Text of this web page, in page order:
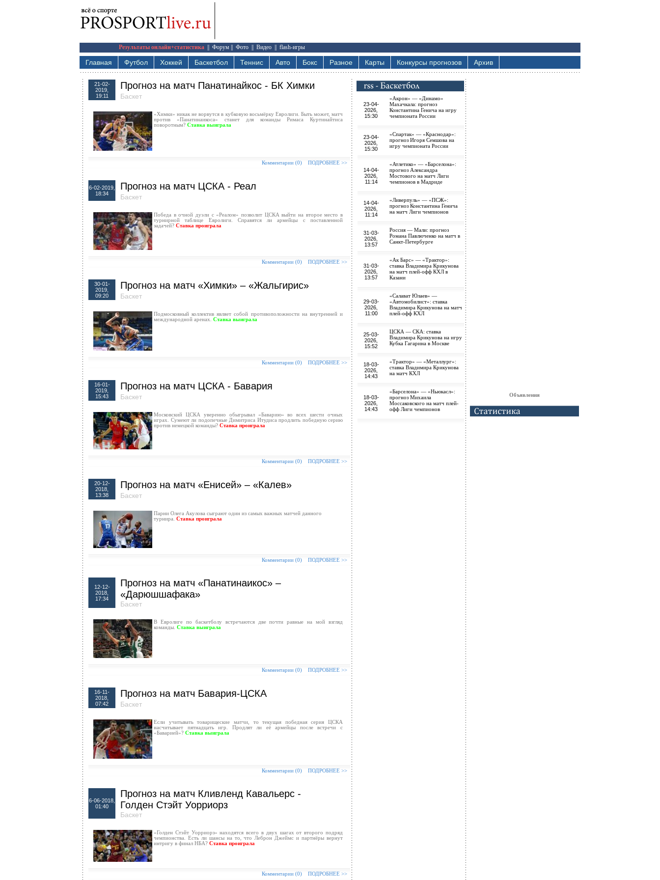
Результаты онлайн+статистика Форум Фото Видео flash-игры
Главная Футбол Хоккей Баскетбол Теннис Авто Бокс Разное Карты Конкурсы прогнозов Архив
21-02-
2019,
19:11
Прогноз на матч Панатинайкос - БК Химки
Баскет
«Химки» никак не ворвутся в кубковую восьмёрку Евролиги. Быть может, матч
против «Панатинаикоса» станет для команды Римаса Куртинайтиса
поворотным? Ставка выиграла
Комментарии (0) ПОДРОБНЕЕ >>
6-02-2019,
18:34
Прогноз на матч ЦСКА - Реал
Баскет
Победа в очной дуэли с «Реалом» позволит ЦСКА выйти на второе место в
турнирной таблице Евролиги. Справятся ли армейцы с поставленной
задачей? Ставка проиграла
Комментарии (0) ПОДРОБНЕЕ >>
30-01-
2019,
09:20
Прогноз на матч «Химки» – «Жальгирис»
Баскет
Подмосковный коллектив являет собой противоположности на внутренней и
международной аренах. Ставка выиграла
Комментарии (0) ПОДРОБНЕЕ >>
16-01-
2019,
15:43
Прогноз на матч ЦСКА - Бавария
Баскет
Московский ЦСКА уверенно обыгрывал «Баварию» во всех шести очных
играх. Сумеют ли подопечные Димитриса Итудиса продлить победную серию
против немецкой команды? Ставка проиграла
Комментарии (0) ПОДРОБНЕЕ >>
20-12-
2018,
13:38
Прогноз на матч «Енисей» – «Калев»
Баскет
Парни Олега Акулова сыграют один из самых важных матчей данного
турнира. Ставка проиграла
Комментарии (0) ПОДРОБНЕЕ >>
12-12-
2018,
17:34
Прогноз на матч «Панатинаикос» –
«Дарюшшафака»
Баскет
В Евролиге по баскетболу встречаются две почти равные на мой взгляд
команды. Ставка выиграла
Комментарии (0) ПОДРОБНЕЕ >>
16-11-
2018,
07:42
Прогноз на матч Бавария-ЦСКА
Баскет
Если учитывать товарищеские матчи, то текущая победная серия ЦСКА
насчитывает пятнадцать игр. Продлят ли её армейцы после встречи с
«Баварией»? Ставка выиграла
Комментарии (0) ПОДРОБНЕЕ >>
6-06-2018,
01:40
Прогноз на матч Кливленд Кавальерс -
Голден Стэйт Уорриорз
Баскет
«Голден Стэйт Уорриорз» находятся всего в двух шагах от второго подряд
чемпионства. Есть ли шансы на то, что Леброн Джеймс и партнёры вернут
интригу в финал НБА? Ставка проиграла
Комментарии (0) ПОДРОБНЕЕ >>
23-04-
2026,
15:30
«Акрон» — «Динамо»
Махачкала: прогноз
Константина Генича на игру
чемпионата России
23-04-
2026,
15:30
«Спартак» — «Краснодар»:
прогноз Игоря Семшова на
игру чемпионата России
14-04-
2026,
11:14
«Атлетико» — «Барселона»:
прогноз Александра
Мостового на матч Лиги
чемпионов в Мадриде
14-04-
2026,
11:14
«Ливерпуль» — «ПСЖ»:
прогноз Константина Генича
на матч Лиги чемпионов
31-03-
2026,
13:57
Россия — Мали: прогноз
Романа Павлюченко на матч в
Санкт-Петербурге
31-03-
2026,
13:57
«Ак Барс» — «Трактор»:
ставка Владимира Крикунова
на матч плей-офф КХЛ в
Казани
29-03-
2026,
11:00
«Салават Юлаев» —
«Автомобилист»: ставка
Владимира Крикунова на матч
плей-офф КХЛ
25-03-
2026,
15:52
ЦСКА — СКА: ставка
Владимира Крикунова на игру
Кубка Гагарина в Москве
18-03-
2026,
14:43
«Трактор» — «Металлург»:
ставка Владимира Крикунова
на матч КХЛ
18-03-
2026,
14:43
«Барселона» — «Ньюкасл»:
прогноз Михаила
Моссаковского на матч плей-
офф Лиги чемпионов
Объявления